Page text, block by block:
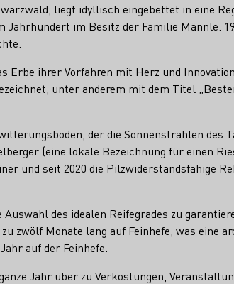
liegt idyllisch eingebettet in eine
im Besitz der Familie Männle.
Erbe ihrer Vorfahren mit Herz und
unter anderem mit dem Titel
der die Sonnenstrahlen des
(eine lokale Bezeichnung für einen
und seit 2020 die Pilzwiderstandsfähige
des idealen Reifegrades zu
zwölf Monate lang auf Feinhefe, was eine
auf der Feinhefe.
Jahr über zu Verkostungen,